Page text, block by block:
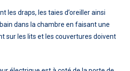
les draps, les taies d’oreiller ainsi
dans la chambre en faisant une
sur les lits et les couvertures doivent